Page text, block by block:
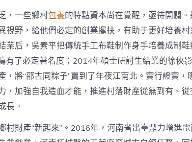
養
網
_
中
國
網〉
中
，一些鄉村包養的特點資本尚在覺醒，亟待開闢
視野，給他們必定的創業攙扶，有助于更好培養
業后，吳素平把傳統手工布鞋制作身手培養成制鞋
有了必定著名度；2014年碩士研討生結業的徐俠
，將“邵古同粽子”賣到了年夜江南北。實行證實，
，加強自我造血才能，推進村落財產從無到有、
長。
村財產“新起來”。2016年，河南省出臺鼎力增進